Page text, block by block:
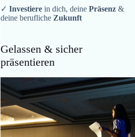
✓Investiere in dich, deinePräsenz &
deine berufliche Zukunft
Gelassen & sicher
präsentieren